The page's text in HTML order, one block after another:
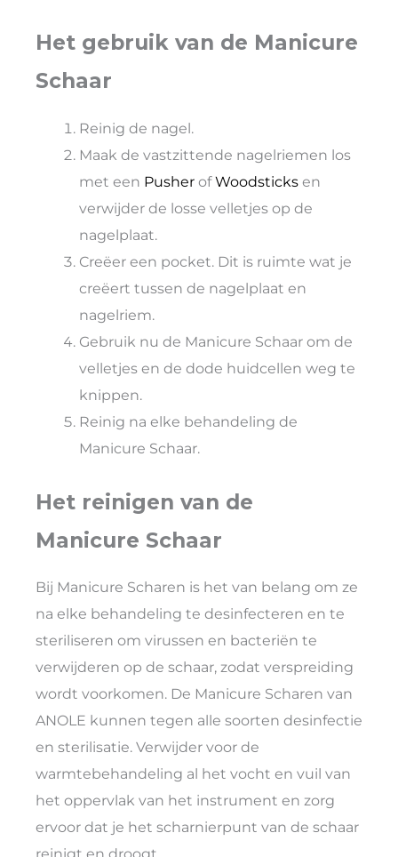
Het gebruik van de Manicure
Schaar
Reinig de nagel.
Maak de vastzittende nagelriemen los
met een PusherofWoodsticks en
verwijder de losse velletjes op de
nagelplaat.
Creëer een pocket. Dit is ruimte wat je
creëert tussen de nagelplaat en
nagelriem.
Gebruik nu de Manicure Schaar om de
velletjes en de dode huidcellen weg te
knippen.
Reinig na elke behandeling de
Manicure Schaar.
Het reinigen van de
Manicure Schaar
Bij Manicure Scharen is het van belang om ze
na elke behandeling te desinfecteren en te
steriliseren om virussen en bacteriën te
verwijderen op de schaar, zodat verspreiding
wordt voorkomen. De Manicure Scharen van
ANOLE kunnen tegen alle soorten desinfectie
en sterilisatie. Verwijder voor de
warmtebehandeling al het vocht en vuil van
het oppervlak van het instrument en zorg
ervoor dat je het scharnierpunt van de schaar